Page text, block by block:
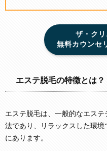
ザ・ク
無料カウンセ
エステ脱毛の特徴とは？
エステ脱毛は、一般的なエス
法であり、リラックスした環
にあります。